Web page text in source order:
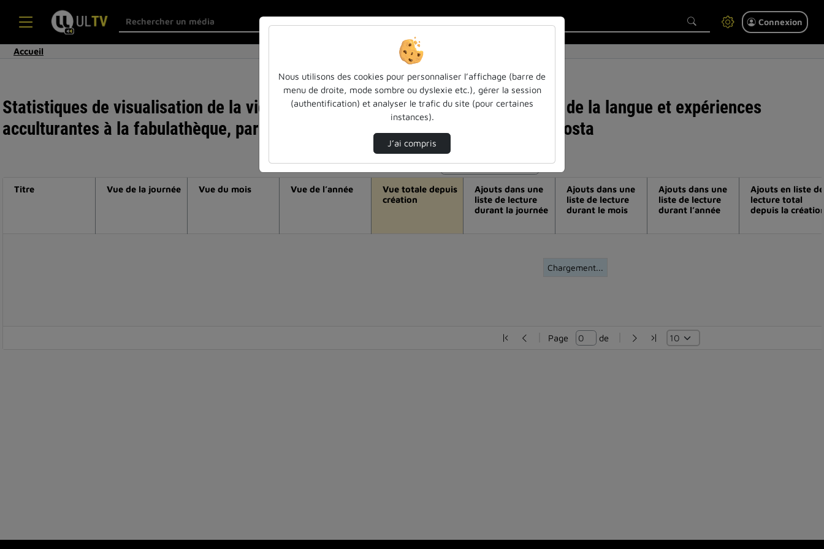
Connexion
Accueil
Statistiques de visualisation de la vidéo Entendu ! épisode 51 : représentations de la langue et expériences
acculturantes à la fabulathèque, par anissa hamza-jamann et eglantine guély costa
Modifier la période de visualisation
Chargement...
Titre Vue de la journée Vue du mois Vue de l’année
Vue totale depuis
création
Ajouts dans une
liste de lecture
durant la journée
Ajouts dans une
liste de lecture
durant le mois
Ajouts dans une
liste de lecture
durant l’année
Ajouts en liste de
lecture total
depuis la
Page de
Nous utilisons des cookies pour personnaliser l’affichage (barre de
menu de droite, mode sombre ou dyslexie etc.), gérer la session
(authentification) et analyser le trafic du site (pour certaines
instances).
J’ai compris